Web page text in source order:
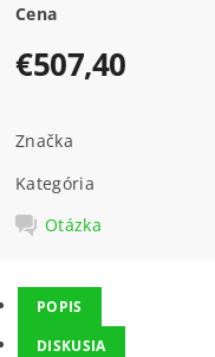
Cena
€507,40
Značka
Kategória
Otázka
POPIS
DISKUSIA